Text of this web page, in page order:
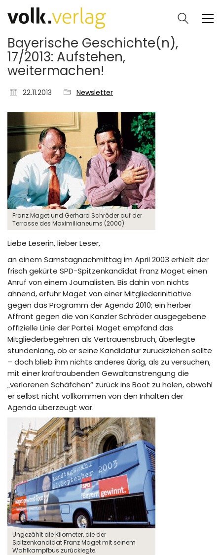
Bayerische Geschichte(n),
17/2013: Aufstehen,
weitermachen!
22.11.2013 Newsletter
Franz Maget und Gerhard Schröder auf der
Terrasse des Maximilianeums (2000)
Liebe Leserin, lieber Leser,
an einem Samstagnachmittag im April 2003 erhielt der
frisch gekürte SPD-Spitzenkandidat Franz Maget einen
Anruf von einem Journalisten. Bis dahin von nichts
ahnend, erfuhr Maget von einer Mitgliederinitiative
gegen das Programm der Agenda 2010; ein herber
Affront gegen die von Kanzler Schröder ausgegebene
offizielle Linie der Partei. Maget empfand das
Mitgliederbegehren als Vertrauensbruch, überlegte
stundenlang, ob er seine Kandidatur zurückziehen sollte
– doch blieb ihm nichts anderes übrig, als zu versuchen,
mit einer kraftraubenden Gewaltanstrengung die
„verlorenen Schäfchen“ zurück ins Boot zu holen, obwohl
er selbst nicht vollkommen von den Inhalten der
Agenda überzeugt war.
Ungezählt die Kilometer, die der
Spitzenkandidat Franz Maget mit seinem
Wahlkampfbus zurücklegte.